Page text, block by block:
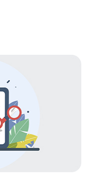
的供应商，才能在旺